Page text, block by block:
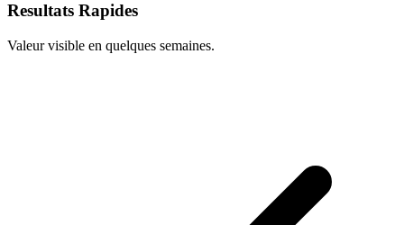
Resultats Rapides
Valeur visible en quelques semaines.